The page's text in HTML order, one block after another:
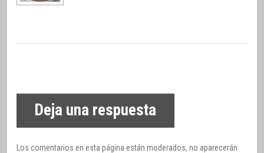
Deja una respuesta
Los comentarios en esta página están moderados, no aparecerán